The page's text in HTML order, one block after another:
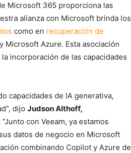
Microsoft 365 proporciona las
alianza con Microsoft brinda los
como en recuperación de
Microsoft Azure. Esta asociación
incorporación de las capacidades
capacidades de IA generativa,
dijo Judson Althoff,
“Junto con Veeam, ya estamos
datos de negocio en Microsoft
combinando Copilot y Azure de